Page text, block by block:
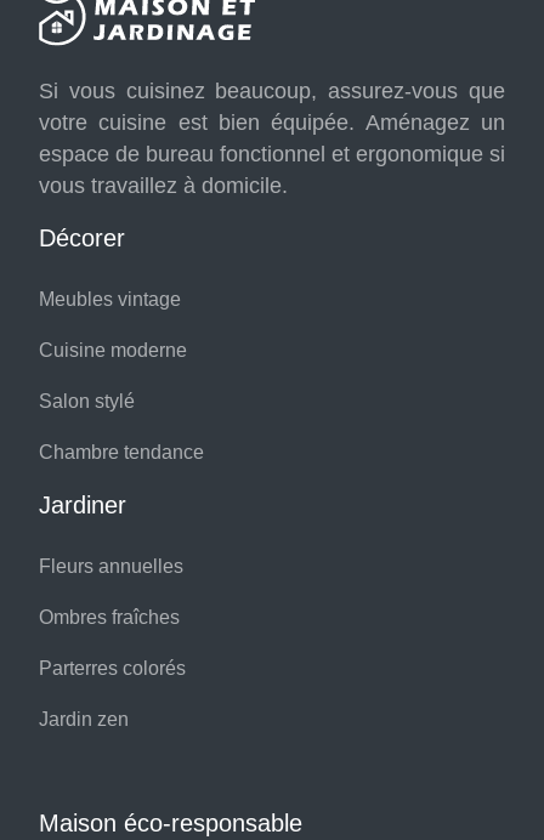
Si vous cuisinez beaucoup, assurez-vous que
votre cuisine est bien équipée. Aménagez un
espace de bureau fonctionnel et ergonomique si
vous travaillez à domicile.
Décorer
Meubles vintage
Cuisine moderne
Salon stylé
Chambre tendance
Jardiner
Fleurs annuelles
Ombres fraîches
Parterres colorés
Jardin zen
Maison éco-responsable